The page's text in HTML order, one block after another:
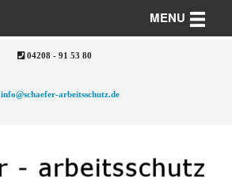
04208 - 91 53 80
info@schaefer-arbeitsschutz.de
MENU Toggle